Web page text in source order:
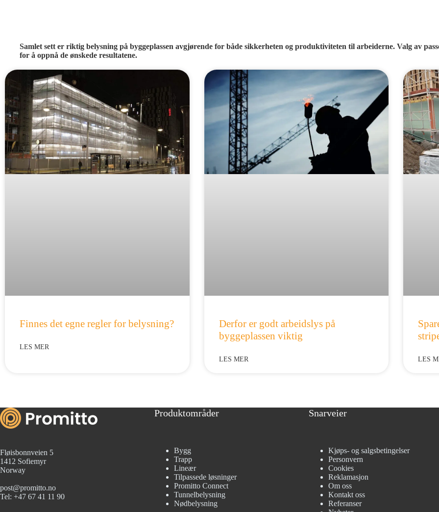
Samlet sett er riktig belysning på byggeplassen avgjørende for både sikkerheten og produktiviteten til arbeiderne. Valg av
for å oppnå de ønskede resultatene.
Finnes det egne regler for belysning?
LES MER
Derfor er godt arbeidslys på
byggeplassen viktig
LES MER LES
Fløisbonnveien 5
1412 Sofiemyr
Norway
post@promitto.no
Tel: +47 67 41 11 90
Produktområder
Bygg
Trapp
Lineær
Tilpassede løsninger
Promitto Connect
Tunnelbelysning
Nødbelysning
Snarveier
Kjøps- og salgsbetingelser
Personvern
Cookies
Reklamasjon
Om oss
Kontakt oss
Referanser